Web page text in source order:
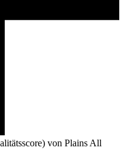
von Plains All